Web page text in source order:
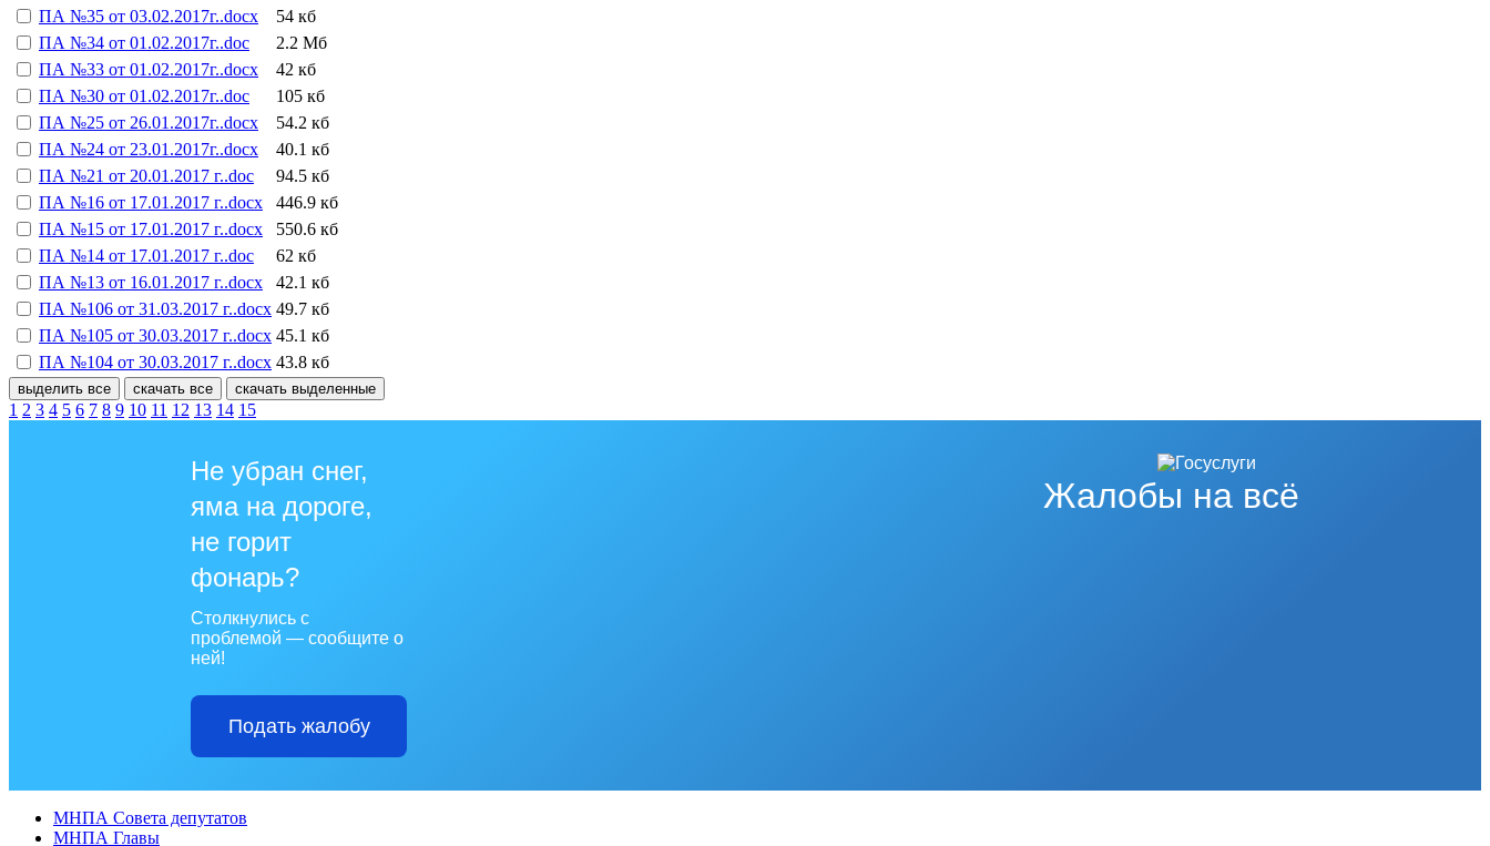
ПА №35 от 03.02.2017г..docx
54 кб
ПА №34 от 01.02.2017г..doc
2.2 Мб
ПА №33 от 01.02.2017г..docx
42 кб
ПА №30 от 01.02.2017г..doc
105 кб
ПА №25 от 26.01.2017г..docx
54.2 кб
ПА №24 от 23.01.2017г..docx
40.1 кб
ПА №21 от 20.01.2017 г..doc
94.5 кб
ПА №16 от 17.01.2017 г..docx
446.9 кб
ПА №15 от 17.01.2017 г..docx
550.6 кб
ПА №14 от 17.01.2017 г..doc
62 кб
ПА №13 от 16.01.2017 г..docx
42.1 кб
ПА №106 от 31.03.2017 г..docx 49.7 кб
ПА №105 от 30.03.2017 г..docx 45.1 кб
ПА №104 от 30.03.2017 г..docx 43.8 кб
выделить все скачать все скачать выделенные
1 2 3 4 5 6 7 8 9 10 11 12 13 14 15
Жалобы на всё
Не убран снег,
яма на дороге,
не горит
фонарь?
Столкнулись с
проблемой — сообщите о
ней!
Подать жалобу
МНПА Совета депутатов
МНПА Главы